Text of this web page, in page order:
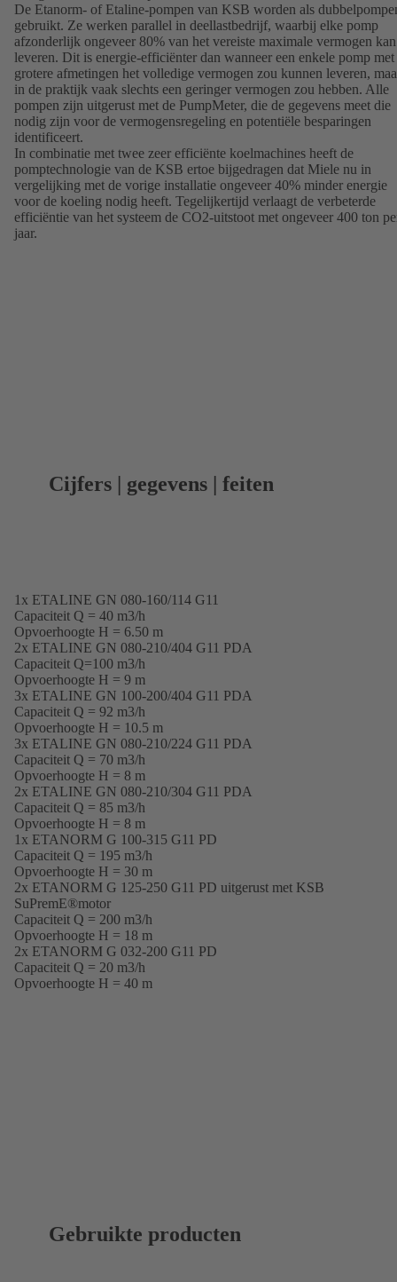
De Etanorm- of Etaline-pompen van KSB worden als
gebruikt. Ze werken parallel in deellastbedrijf, waarbij elke pomp
afzonderlijk ongeveer 80% van het vereiste maximale vermogen kan
leveren. Dit is energie-efficiënter dan wanneer een enkele pomp met
grotere afmetingen het volledige vermogen zou kunnen leveren,
in de praktijk vaak slechts een geringer vermogen zou hebben. Alle
pompen zijn uitgerust met de PumpMeter, die de gegevens meet die
nodig zijn voor de vermogensregeling en potentiële besparingen
identificeert.
In combinatie met twee zeer efficiënte koelmachines heeft de
pomptechnologie van de KSB ertoe bijgedragen dat Miele nu in
vergelijking met de vorige installatie ongeveer 40% minder energie
voor de koeling nodig heeft. Tegelijkertijd verlaagt de verbeterde
efficiëntie van het systeem de CO2-uitstoot met ongeveer 400 ton
jaar.
Cijfers | gegevens | feiten
1x ETALINE GN 080-160/114 G11
Capaciteit Q = 40 m3/h
Opvoerhoogte H = 6.50 m
2x ETALINE GN 080-210/404 G11 PDA
Capaciteit Q=100 m3/h
Opvoerhoogte H = 9 m
3x ETALINE GN 100-200/404 G11 PDA
Capaciteit Q = 92 m3/h
Opvoerhoogte H = 10.5 m
3x ETALINE GN 080-210/224 G11 PDA
Capaciteit Q = 70 m3/h
Opvoerhoogte H = 8 m
2x ETALINE GN 080-210/304 G11 PDA
Capaciteit Q = 85 m3/h
Opvoerhoogte H = 8 m
1x ETANORM G 100-315 G11 PD
Capaciteit Q = 195 m3/h
Opvoerhoogte H = 30 m
2x ETANORM G 125-250 G11 PD uitgerust met KSB
SuPremE®motor
Capaciteit Q = 200 m3/h
Opvoerhoogte H = 18 m
2x ETANORM G 032-200 G11 PD
Capaciteit Q = 20 m3/h
Opvoerhoogte H = 40 m
Gebruikte producten